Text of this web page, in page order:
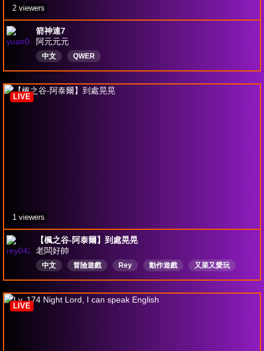
箭神連7
阿元元元
中文 QWER
2 viewers
【楓之谷-阿泰爾】到處晃晃
老闆好帥
中文 冒險遊戲 Rey 動作遊戲
又菜又愛玩
老闆好帥
楓之谷artale
LIVE
1 viewers
LIVE